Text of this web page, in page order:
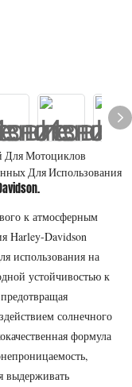
Для Мотоциклов
Для Использования
к атмосферным
Harley-Davidson
использования на
устойчивостью к
солнечного
формула
выдерживать